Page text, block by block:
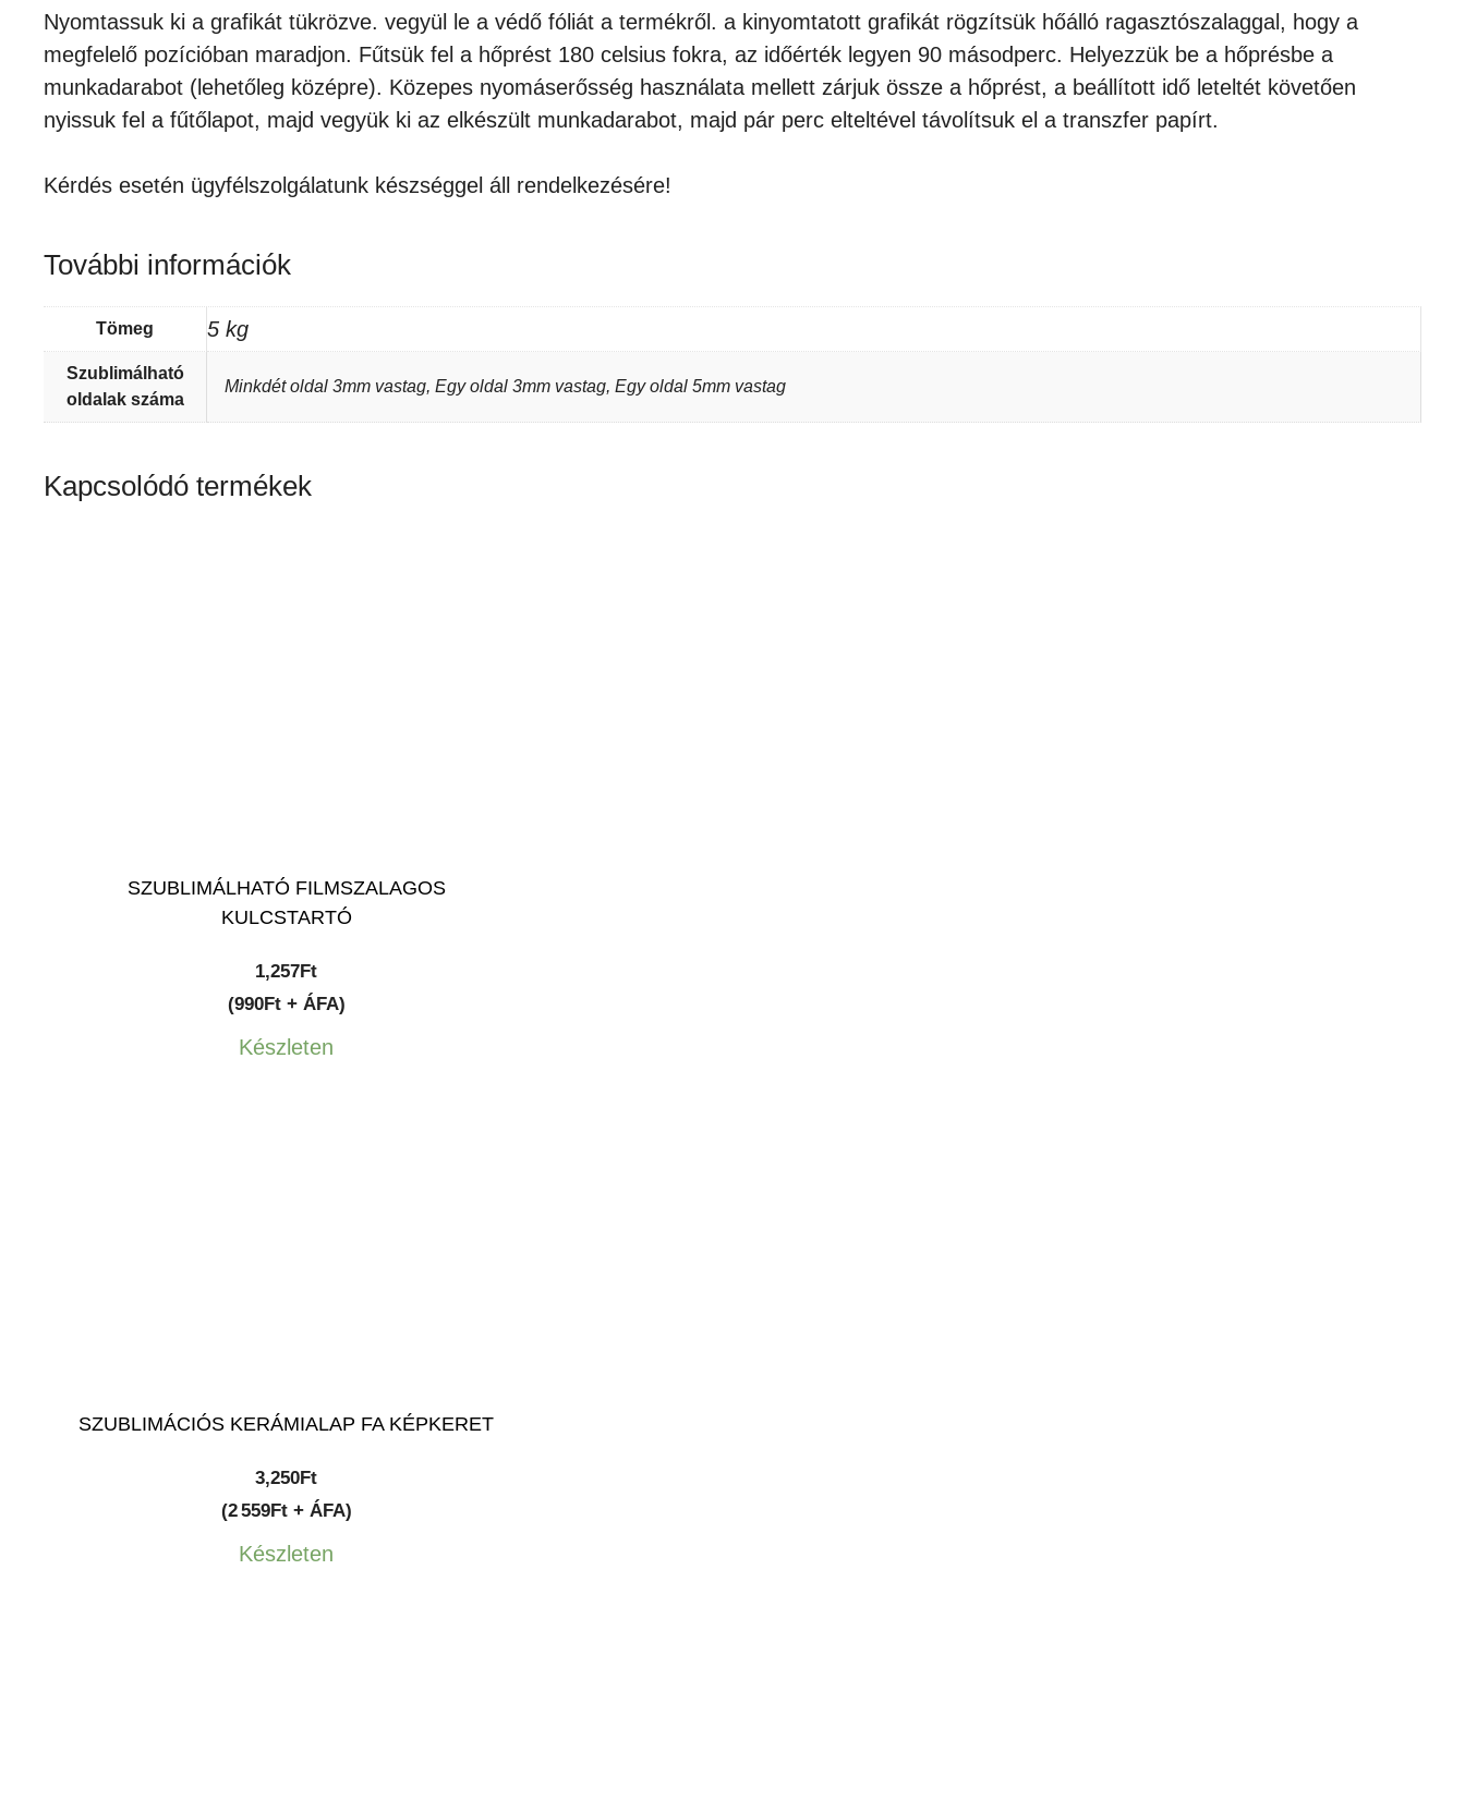
Nyomtassuk ki a grafikát tükrözve. vegyül le a védő fóliát a termékről. a kinyomtatott grafikát rögzítsük hőálló ragasztószalaggal, hogy a
megfelelő pozícióban maradjon. Fűtsük fel a hőprést 180 celsius fokra, az időérték legyen 90 másodperc. Helyezzük be a hőprésbe a
munkadarabot (lehetőleg középre). Közepes nyomáserősség használata mellett zárjuk össze a hőprést, a beállított idő leteltét követően
nyissuk fel a fűtőlapot, majd vegyük ki az elkészült munkadarabot, majd pár perc elteltével távolítsuk el a transzfer papírt.
Kérdés esetén ügyfélszolgálatunk készséggel áll rendelkezésére!
További információk
Tömeg 5 kg
Szublimálható
oldalak száma
Minkdét oldal 3mm vastag, Egy oldal 3mm vastag, Egy oldal 5mm vastag
Kapcsolódó termékek
SZUBLIMÁLHATÓ FILMSZALAGOS
KULCSTARTÓ
1,257Ft
(990Ft + ÁFA)
Készleten
SZUBLIMÁCIÓS KERÁMIALAP FA KÉPKERET
3,250Ft
(2 559Ft + ÁFA)
Készleten